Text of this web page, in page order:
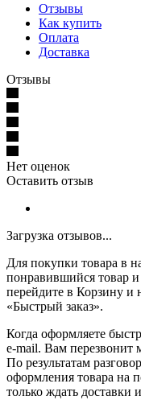
Отзывы
Как купить
Оплата
Доставка
Отзывы
Нет оценок
Оставить отзыв
Загрузка отзывов...
Для покупки товара в
понравившийся товар и
перейдите в Корзину и
«Быстрый заказ».
Когда оформляете
e-mail. Вам перезвонит
По результатам
оформления товара на
только ждать доставки